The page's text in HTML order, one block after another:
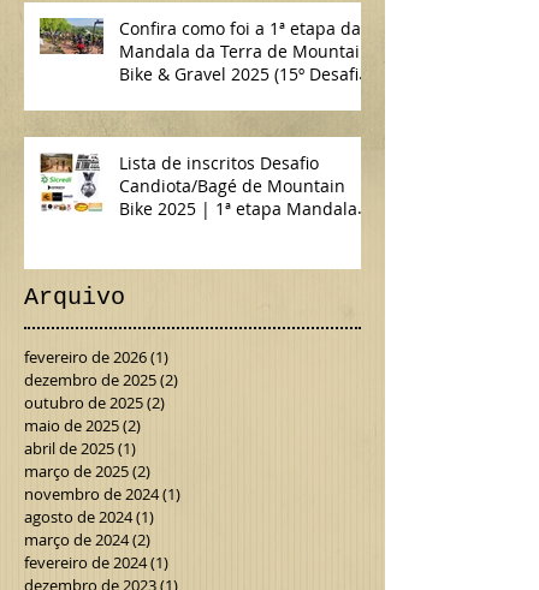
Confira como foi a 1ª etapa da
Mandala da Terra de Mountain
Bike & Gravel 2025 (15º Desafio
Lista de inscritos Desafio
Candiota/Bagé de Mountain
Bike 2025 | 1ª etapa Mandala
Arquivo
fevereiro de 2026(1)
dezembro de 2025(2)
outubro de 2025(2)
maio de 2025(2)
abril de 2025(1)
março de 2025(2)
novembro de 2024(1)
agosto de 2024(1)
março de 2024(2)
fevereiro de 2024(1)
dezembro de 2023(1)